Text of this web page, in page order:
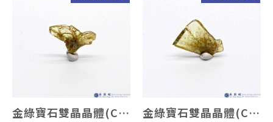
金綠寶石雙晶晶體(Chrysoberyl Twin) 金綠寶石雙晶晶體(Chrysoberyl Twin)